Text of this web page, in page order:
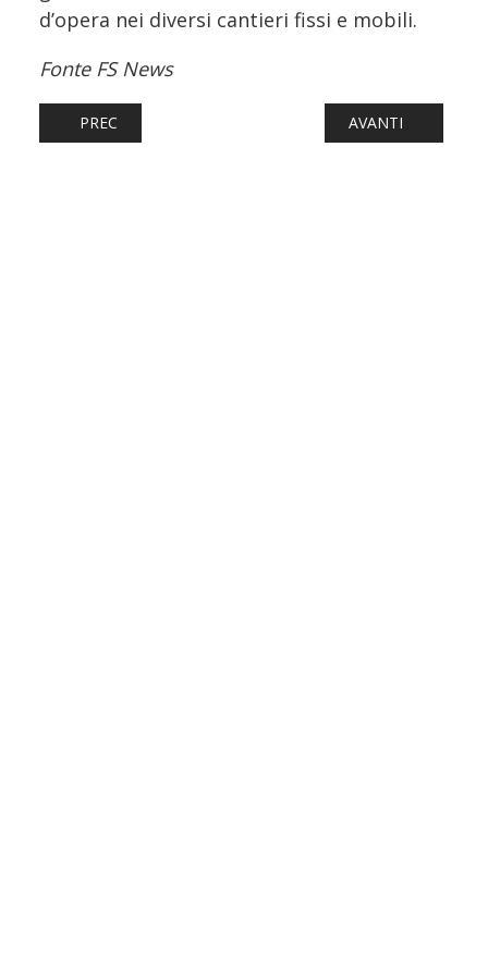
d’opera nei diversi cantieri fissi e mobili.
Fonte FS News
ARTICOLO PRECEDENTE: FERROVIE: FAL, VENERDÌ 8
PREC ARTICOLO
AVANTI